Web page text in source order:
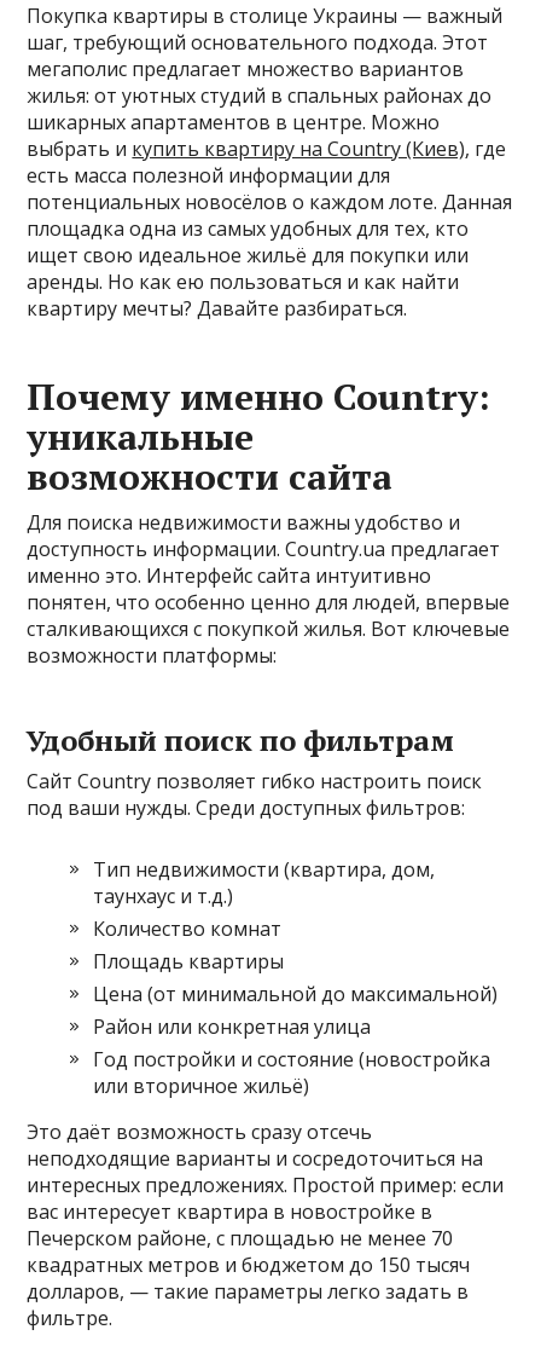
Покупка квартиры в столице Украины — важный
шаг, требующий основательного подхода. Этот
мегаполис предлагает множество вариантов
жилья: от уютных студий в спальных районах до
шикарных апартаментов в центре. Можно
выбрать и купить квартиру на Country (Киев), где
есть масса полезной информации для
потенциальных новосёлов о каждом лоте. Данная
площадка одна из самых удобных для тех, кто
ищет свою идеальное жильё для покупки или
аренды. Но как ею пользоваться и как найти
квартиру мечты? Давайте разбираться.
Почему именно Country:
уникальные
возможности сайта
Для поиска недвижимости важны удобство и
доступность информации. Country.ua предлагает
именно это. Интерфейс сайта интуитивно
понятен, что особенно ценно для людей, впервые
сталкивающихся с покупкой жилья. Вот ключевые
возможности платформы:
Удобный поиск по фильтрам
Сайт Country позволяет гибко настроить поиск
под ваши нужды. Среди доступных фильтров:
Тип недвижимости (квартира, дом,
таунхаус и т.д.)
Количество комнат
Площадь квартиры
Цена (от минимальной до максимальной)
Район или конкретная улица
Год постройки и состояние (новостройка
или вторичное жильё)
Это даёт возможность сразу отсечь
неподходящие варианты и сосредоточиться на
интересных предложениях. Простой пример: если
вас интересует квартира в новостройке в
Печерском районе, с площадью не менее 70
квадратных метров и бюджетом до 150 тысяч
долларов, — такие параметры легко задать в
фильтре.